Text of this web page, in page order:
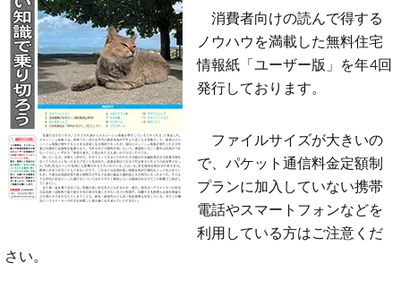
消費者向けの読んで得する
ノウハウを満載した無料住宅
情報紙「ユーザー版」を年4回
発行しております。
ファイルサイズが大きいの
で、パケット通信料金定額制
プランに加入していない携帯
電話やスマートフォンなどを
利用している方はご注意くだ
さい。